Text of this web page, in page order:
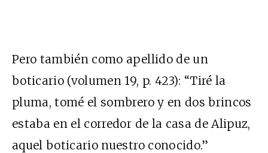
Pero también como apellido de un
boticario (volumen 19, p. 423): “Tiré la
pluma, tomé el sombrero y en dos brincos
estaba en el corredor de la casa de Alipuz,
aquel boticario nuestro conocido.”